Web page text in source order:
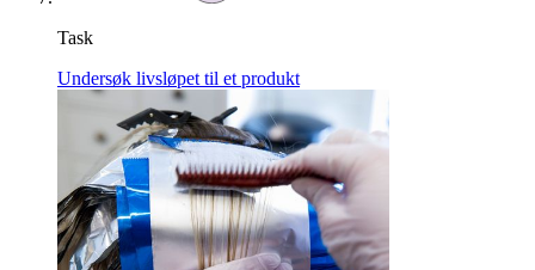
Task
Undersøk livsløpet til et produkt